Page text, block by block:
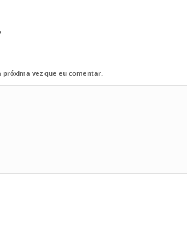
próxima vez que eu comentar.